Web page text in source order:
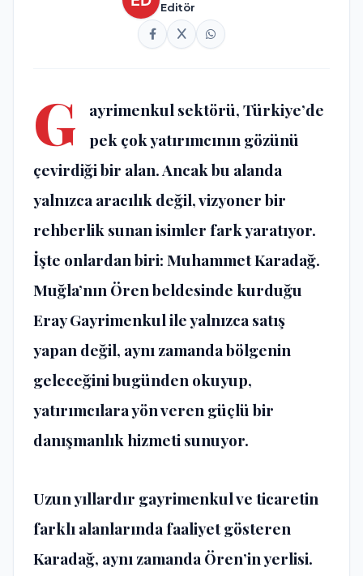
Editör
G
ayrimenkul sektörü, Türkiye’de
pek çok yatırımcının gözünü
çevirdiği bir alan. Ancak bu alanda
yalnızca aracılık değil, vizyoner bir
rehberlik sunan isimler fark yaratıyor.
İşte onlardan biri: Muhammet Karadağ.
Muğla’nın Ören beldesinde kurduğu
Eray Gayrimenkul ile yalnızca satış
yapan değil, aynı zamanda bölgenin
geleceğini bugünden okuyup,
yatırımcılara yön veren güçlü bir
danışmanlık hizmeti sunuyor.
Uzun yıllardır gayrimenkul ve ticaretin
farklı alanlarında faaliyet gösteren
Karadağ, aynı zamanda Ören’in yerlisi.